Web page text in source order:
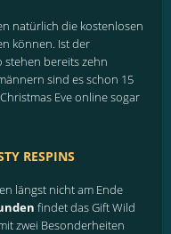
natürlich die kostenlosen
können. Ist der
stehen bereits zehn
sind es schon 15
Eve online sogar
RESPINS
längst nicht am Ende
findet das Gift Wild
zwei Besonderheiten